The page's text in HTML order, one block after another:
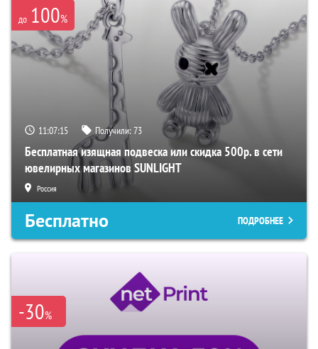
до 100%
11:07:13 Получили:73
Бесплатная изящная подвеска или скидка 500р. в сети
ювелирных магазинов SUNLIGHT
Россия
Бесплатно ПОДРОБНЕЕ
-30%